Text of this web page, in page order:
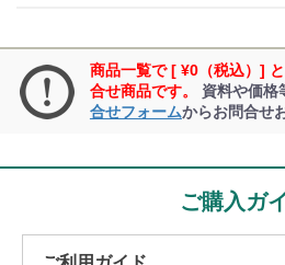
商品一覧で [ ¥0（税込）]
合せ商品です。
資料や価格
合せフォームからお問合せ
ご購入ガ